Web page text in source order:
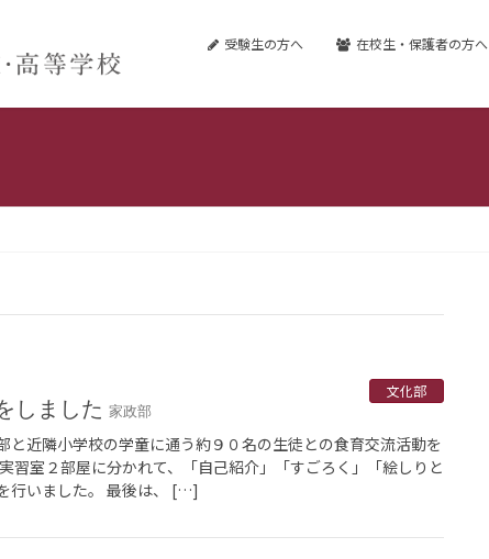
受験生の方へ 在校生・保護者の方へ
文化部
しました 家政部
と近隣小学校の学童に通う約９０名の生徒との食育交流活動を
習室２部屋に分かれて、「自己紹介」「すごろく」「絵しりと
行いました。 最後は、 […]